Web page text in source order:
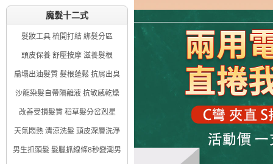
魔髮十二式
髮妝工具 梳開打結 綁髮分區
頭皮保養 舒壓按摩 滋養髮根
扁塌出油髮質 髮根蓬鬆 抗屑出臭
沙龍染髮自帶隔離液 抗敏感乾燥
改善受損髮質 稻草髮分岔剋星
天氣悶熱 清涼洗髮 頭皮深層洗淨
男生抓頭髮 髮臘抓線條8秒變潮男